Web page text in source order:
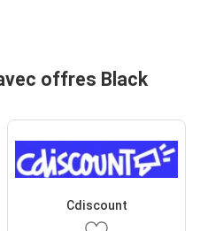
offres Black
Cdiscount